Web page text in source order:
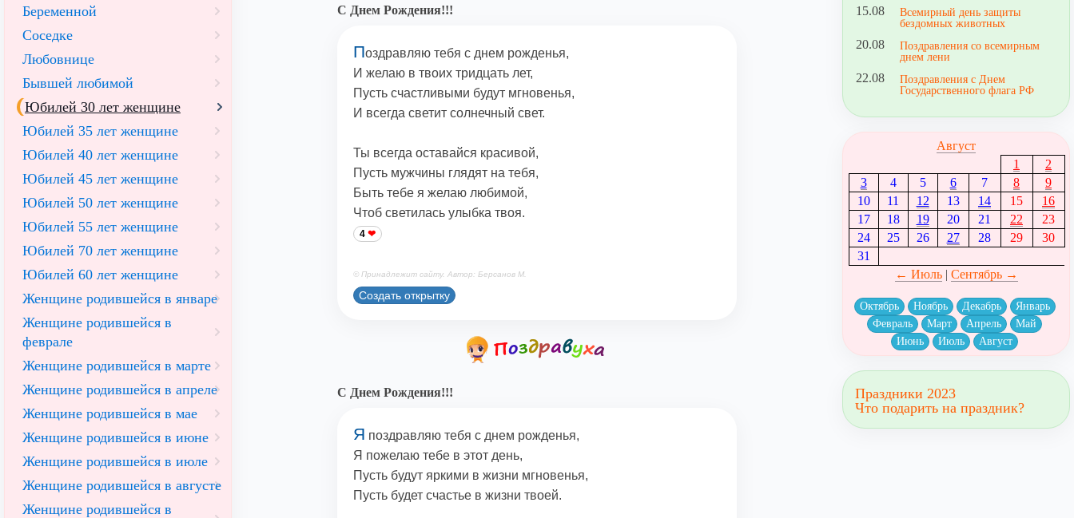
С Днем Рождения!!!
Поздравляю тебя с днем рожденья,
И желаю в твоих тридцать лет,
Пусть счастливыми будут мгновенья,
И всегда светит солнечный свет.
Ты всегда оставайся красивой,
Пусть мужчины глядят на тебя,
Быть тебе я желаю любимой,
Чтоб светилась улыбка твоя.
4
© Принадлежит сайту. Автор: Берсанов М.
Создать открытку
С Днем Рождения!!!
Я поздравляю тебя с днем рожденья,
Я пожелаю тебе в этот день,
Пусть будут яркими в жизни мгновенья,
Пусть будет счастье в жизни твоей.
Беременной
Соседке
Любовнице
Бывшей любимой
Юбилей 30 лет женщине
Юбилей 35 лет женщине
Юбилей 40 лет женщине
Юбилей 45 лет женщине
Юбилей 50 лет женщине
Юбилей 55 лет женщине
Юбилей 70 лет женщине
Юбилей 60 лет женщине
Женщине родившейся в январе
Женщине родившейся в
феврале
Женщине родившейся в марте
Женщине родившейся в апреле
Женщине родившейся в мае
Женщине родившейся в июне
Женщине родившейся в июле
Женщине родившейся в августе
Женщине родившейся в
15.08
Всемирный день защиты
бездомных животных
20.08
Поздравления со всемирным
днем лени
22.08
Поздравления с Днем
Государственного флага РФ
Август
1
2
3
4 5 6 7 8
9
10
11 12 13 14 15
16
17
18 19 20 21 22
23
24
25 26 27 28 29
30
31
← Июль| Сентябрь →
Октябрь Ноябрь Декабрь
Январь
Февраль
Март Апрель
Май
Июнь
Июль Август
Праздники 2023
Что подарить на праздник?